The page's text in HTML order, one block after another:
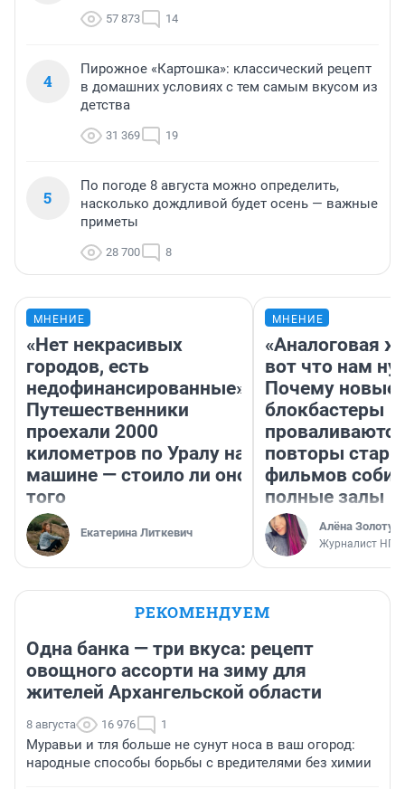
57 873 14
4
Пирожное «Картошка»: классический рецепт
в домашних условиях с тем самым вкусом из
детства
31 369 19
5
По погоде 8 августа можно определить,
насколько дождливой будет осень — важные
приметы
28 700 8
МНЕНИЕ
«Нет некрасивых
городов, есть
недофинансированные».
Путешественники
проехали 2000
километров по Уралу на
машине — стоило ли оно
того
Екатерина Литкевич
МНЕНИЕ
«Аналоговая
вот что нам
Почему новые
блокбастеры
повторы
фильмов
полные залы
Алёна
Журналист НГС
РЕКОМЕНДУЕМ
Одна банка — три вкуса: рецепт
овощного ассорти на зиму для
жителей Архангельской области
8 августа 16 976 1
Муравьи и тля больше не сунут носа в ваш огород:
народные способы борьбы с вредителями без химии